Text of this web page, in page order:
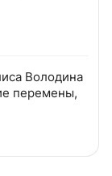
Володина
перемены,